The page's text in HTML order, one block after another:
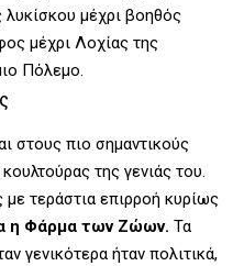
μέχρι βοηθός
μέχρι Λοχίας της
Πόλεμο.
στους πιο σημαντικούς
της γενιάς του.
τεράστια επιρροή κυρίως
η Φάρμα των Ζώων. Τα
γενικότερα ήταν πολιτικά,